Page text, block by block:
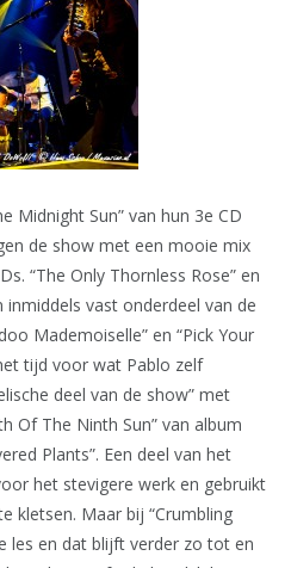
Midnight Sun” van hun 3e CD
de show met een mooie mix
“The Only Thornless Rose” en
inmiddels vast onderdeel van de
Mademoiselle” en “Pick Your
tijd voor wat Pablo zelf
deel van de show” met
Of The Ninth Sun” van album
Plants”. Een deel van het
het stevigere werk en gebruikt
kletsen. Maar bij “Crumbling
les en dat blijft verder zo tot en